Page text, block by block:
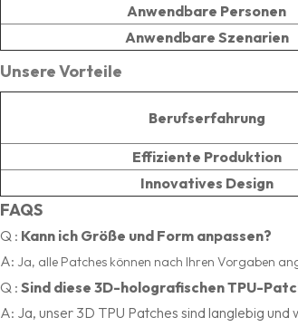
Anwendbare Personen
Anwendbare Szenarien
Unsere Vorteile
Berufserfahrung
Effiziente Produktion
Innovatives Design
FAQS
Q : Kann ich Größe und Form anpassen?
A: Ja, alle Patches können nach Ihren Vorgaben
Q :Sind diese 3D-holografischen TPU-
A: Ja, unser 3D TPU Patchessind langlebig und